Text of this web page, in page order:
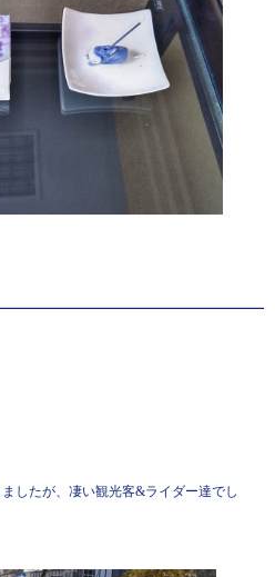
したが、凄い観光客&ライダー達でし